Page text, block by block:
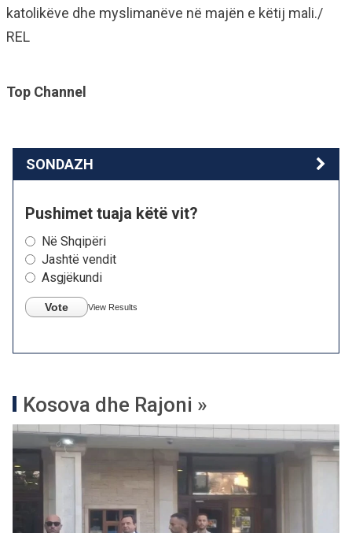
katolikëve dhe myslimanëve në majën e këtij mali./
REL
Top Channel
SONDAZH
Pushimet tuaja këtë vit?
Në Shqipëri
Jashtë vendit
Asgjëkundi
Vote View Results
Kosova dhe Rajoni »